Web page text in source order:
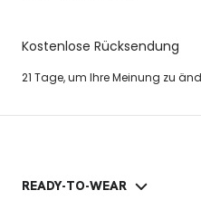
Kostenlose Rücksendung
21 Tage, um Ihre Meinung zu
READY-TO-WEAR